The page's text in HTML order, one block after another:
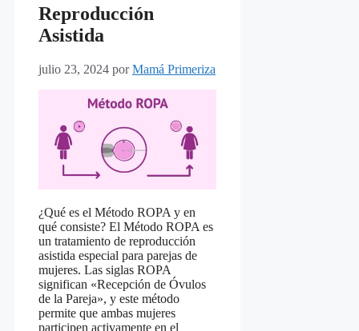
Reproducción
Asistida
julio 23, 2024 porMamá Primeriza
¿Qué es el Método ROPA y en
qué consiste? El Método ROPA es
un tratamiento de reproducción
asistida especial para parejas de
mujeres. Las siglas ROPA
significan «Recepción de Óvulos
de la Pareja», y este método
permite que ambas mujeres
participen activamente en el